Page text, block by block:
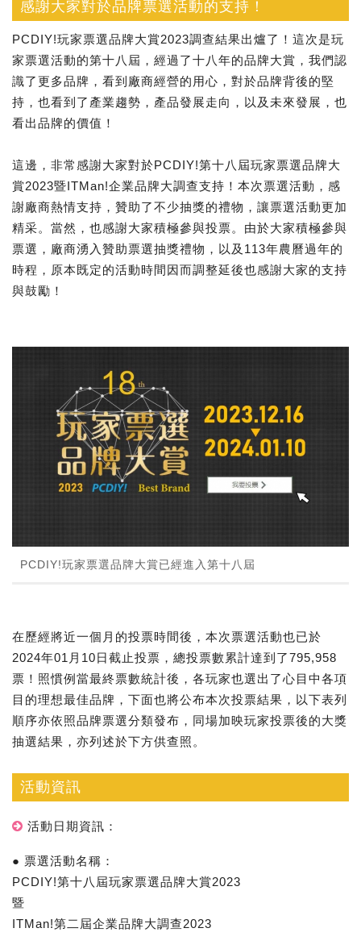
感謝大家對於品牌票選活動的支持！
PCDIY!玩家票選品牌大賞2023調查結果出爐了！這次是玩
家票選活動的第十八屆，經過了十八年的品牌大賞，我們認
識了更多品牌，看到廠商經營的用心，對於品牌背後的堅
持，也看到了產業趨勢，產品發展走向，以及未來發展，也
看出品牌的價值！
這邊，非常感謝大家對於PCDIY!第十八屆玩家票選品牌大
賞2023暨ITMan!企業品牌大調查支持！本次票選活動，感
謝廠商熱情支持，贊助了不少抽獎的禮物，讓票選活動更加
精采。當然，也感謝大家積極參與投票。由於大家積極參與
票選，廠商湧入贊助票選抽獎禮物，以及113年農曆過年的
時程，原本既定的活動時間因而調整延後也感謝大家的支持
與鼓勵！
PCDIY!玩家票選品牌大賞已經進入第十八屆
在歷經將近一個月的投票時間後，本次票選活動也已於
2024年01月10日截止投票，總投票數累計達到了795,958
票！照慣例當最終票數統計後，各玩家也選出了心目中各項
目的理想最佳品牌，下面也將公布本次投票結果，以下表列
順序亦依照品牌票選分類發布，同場加映玩家投票後的大獎
抽選結果，亦列述於下方供查照。
活動資訊
活動日期資訊：
● 票選活動名稱：
PCDIY!第十八屆玩家票選品牌大賞2023
暨
ITMan!第二屆企業品牌大調查2023